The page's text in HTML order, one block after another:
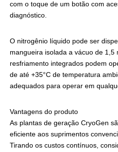
com o toque de um botão com
diagnóstico.
O nitrogênio líquido pode ser
mangueira isolada a vácuo de 1,5
resfriamento integrados podem
de até +35°C de temperatura
adequados para operar em
Vantagens do produto
As plantas de geração CryoGen
eficiente aos suprimentos
Tirando os custos contínuos,